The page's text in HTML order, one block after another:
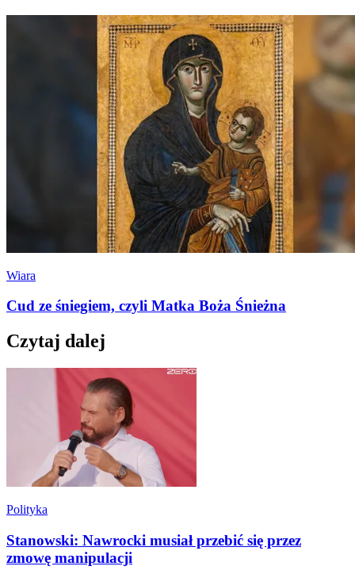
Wiara
Cud ze śniegiem, czyli Matka Boża Śnieżna
Czytaj dalej
Polityka
Stanowski: Nawrocki musiał przebić się przez
zmowę manipulacji